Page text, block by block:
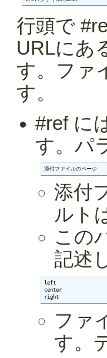
行頭で
URLにあ
す。ファ
す。
#ref に
す。パ
添付ファイルのページ
添付
ルト
この
記述
left
center
right
ファ
す。